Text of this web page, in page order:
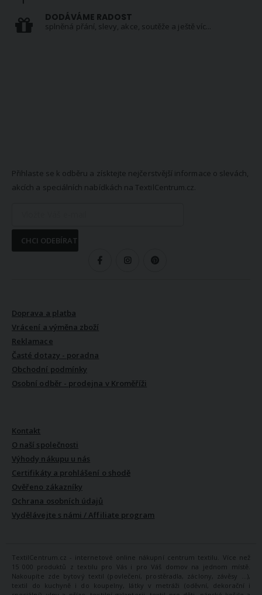
DODÁVÁME RADOST
splněná přání, slevy, akce, soutěže a ještě víc...
Přihlaste se k odběru a získtejte nejčerstvější informace o slevách,
akcích a speciálních nabídkách na TextilCentrum.cz.
CHCI ODEBÍRAT
Doprava a platba
Vrácení a výměna zboží
Reklamace
Časté dotazy - poradna
Obchodní podmínky
Osobní odběr - prodejna v Kroměříži
Kontakt
O naší společnosti
Výhody nákupu u nás
Certifikáty a prohlášení o shodě
Ověřeno zákazníky
Ochrana osobních údajů
Vydělávejte s námi / Affiliate program
TextilCentrum.cz - internetové online nákupní centrum textilu. Více než
15 000 produktů z textilu pro Vás i pro Váš domov na jednom místě.
Nakoupíte zde bytový textil (povlečení, prostěradla, záclony, závěsy ...),
textil do kuchyně i do koupelny, látky v metráži (oděvní, dekorační i